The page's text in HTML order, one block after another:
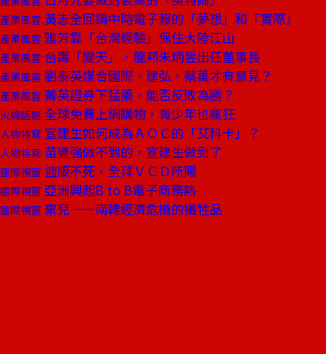
產業風雲 黃志全回鍋中時電子報的「夢想」和「實際」
產業風雲 雅芳靠「台灣經驗」保住大陸江山
產業風雲 台壽「變天」，龍邦朱炳昱出任董事長
產業風雲 劉泰英媒合國際、建弘，蔡萬才有意見？
產業風雲 菁英證券下猛藥，能否反敗為勝？
火線話題 全球免費上網購物，青少年也瘋狂
人物特寫 宣建生如何成為ＡＯＣ的「艾科卡」？
人物特寫 苗豐強做不到的，宣建生做到了
國際視窗 盜版不死，全拜ＶＣＤ所賜
國際視窗 亞洲興起B to B電子商務熱
國際視窗 棄兒——南韓經濟危機的犧牲品